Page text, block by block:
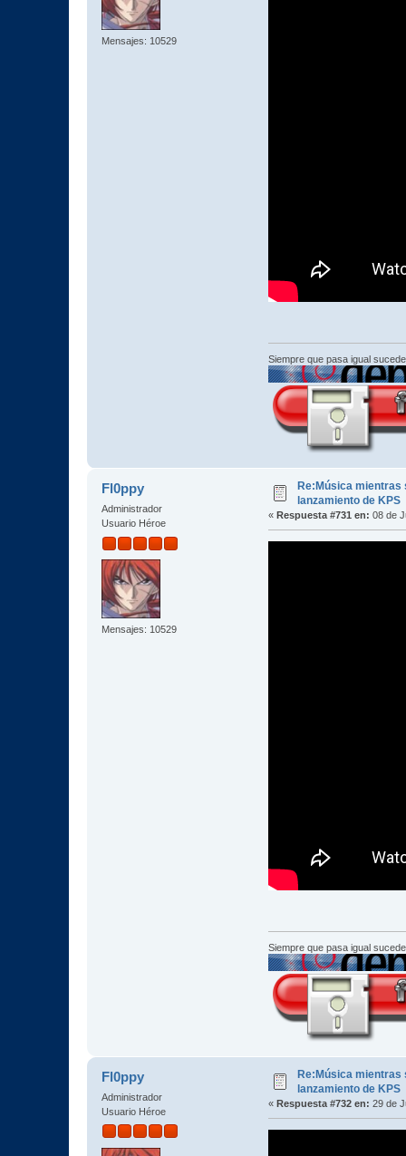
Mensajes: 10529
Siempre que pasa igual
Fl0ppy
Administrador
Usuario Héroe
Mensajes: 10529
Re:Música mientras
lanzamiento de KPS
« Respuesta #731 en: 08 de
Siempre que pasa igual
Fl0ppy
Administrador
Usuario Héroe
Re:Música mientras
lanzamiento de KPS
« Respuesta #732 en: 29 de